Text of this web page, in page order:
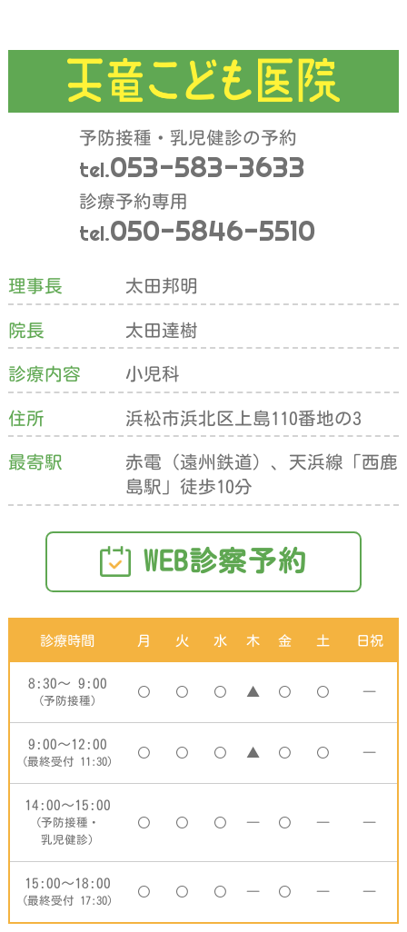
予防接種・乳児健診の予約
tel.053-583-3633
診療予約専用
tel.050-5846-5510
理事長 太田邦明
院長 太田達樹
診療内容 小児科
住所 浜松市浜北区上島110番地の3
最寄駅
赤電（遠州鉄道）、天浜線「西鹿
島駅」徒歩10分
WEB診察予約
診療時間 月 火 水 木 金 土 日祝
8:30～ 9:00
(予防接種)
▲ ―
9:00～12:00
(最終受付 11:30)
▲ ―
14:00～15:00
(予防接種・
乳児健診)
― ― ―
15:00～18:00
(最終受付 17:30)
― ― ―